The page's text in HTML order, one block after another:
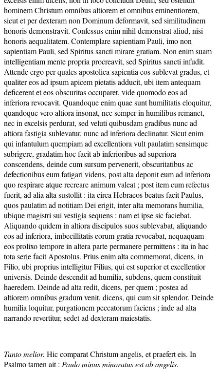
hominem Christum omnibus altiorem et omnibus eminentiorem,
sicut et per dexteram non Dominum deformavit, sed similitudinem
honoris demonstravit. Confessus enim nihil demonstrat aliud, nisi
honoris aequalitatem. Contemplare sapientiam Pauli, imo non
sapientiam Pauli, sed Spiritus sancti mirare gratiam. Non enim suam
intelligentiam mente propria procreavit, sed Spiritus sancti infudit.
Attende ergo per quales apostolica sapientia eos sublevat gradus, et
qualiter eos ad ipsum apicem pietatis adducit, ubi item antequam
deficerent et eos obscuritas occuparet, vide quomodo eos ad
inferiora revocavit. Quandoque enim quae sunt humilitatis eloquitur,
quandoque vero altiora insonat, nec semper in humilibus remanet,
nec in excelsis perdurat, sed veluti quibusdam gradibus nunc ad
altiora fastigia sublevatur, nunc ad inferiora declinatur. Sicut enim
qui infantulum quempiam ad excellentiora vult paulatim sensimque
subrigere, gradatim hoc facit ab inferioribus ad superiora
conscendens, deinde cum sursum pervenerit, obscuritatibus ac
defectionibus eum fatigari videns, post alta deponit eum ad inferiora
quo respirare atque recreare animum valeat ; post item cum refectus
fuerit, ad alia alta sustollit : ita circa Hebraeos beatus facit Paulus,
quos paulatim ad notitiam Dei erigit, inter alta memorans humilia,
ubique magistri sui vestigia sequens : nam et ipse sic faciebat.
Aliquando quidem in altiora discipulos suos sublevabat, aliquando
eos ad inferiora, imbecillitatis eorum gratia revocabat, nequaquam
eos prolixo tempore in altera parte permanere permittens : ita in hac
tota serie facit Apostolus. Prius enim alta commemorat, dicens, in
Filio, ubi proprius intelligitur Filius, qui est superior et excellentior
universis. Deinde descendit ad humilia, subdens, quem constituit
haeredem. Deinde ad alta redit, dicens, per quem ; postea ad
altiorem omnibus gradum venit, dicens, qui cum sit splendor. Deinde
humilia loquitur, purgationem peccatorum faciens ; inde ad alta
narrando revertitur, sedet ad dexteram maiestatis.
Tanto melior. Hic comparat Christum angelis, et praefert eis. In
Psalmo tamen ait : Paulo minus minoratus est ab angelis.